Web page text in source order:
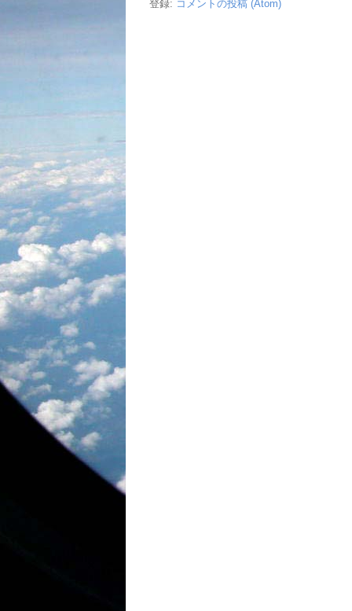
登録: コメントの投稿 (Atom)